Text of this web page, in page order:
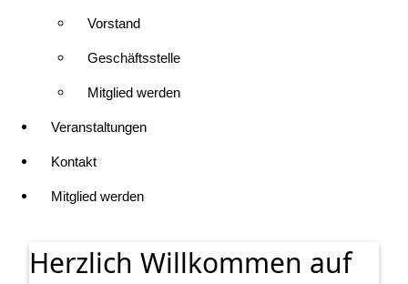
Vorstand
Geschäftsstelle
Mitglied werden
Veranstaltungen
Kontakt
Mitglied werden
Herzlich Willkommen auf